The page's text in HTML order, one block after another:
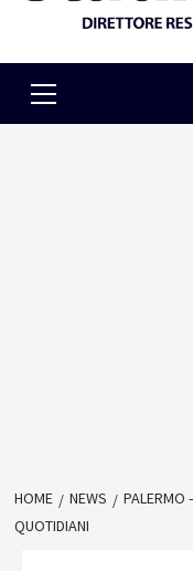
Menu
HOME NEWS
PALERMO
QUOTIDIANI